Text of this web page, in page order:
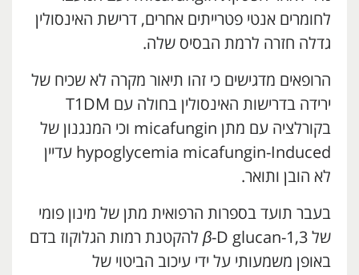
לחומרים אנטי פטרייתים אחרים, דרישת האינסולין
גדלה חזרה לרמת הבסיס שלה.
הרופאים מדגישים כי זהו תיאור מקרה לא שכיח של
ירידה בדרישות האינסולין בחולה עם T1DM
בקורלציה עם מתן micafungin וכי המנגנון של
hypoglycemia micafungin-Induced עדיין
לא הובן ותואר.
בעבר תועד בספרות הרפואית מתן של מינון פומי
של 1,3-
β -D glucan להקטנת רמות הגלוקוז בדם
באופן משמעותי על ידי עיכוב הביטוי של